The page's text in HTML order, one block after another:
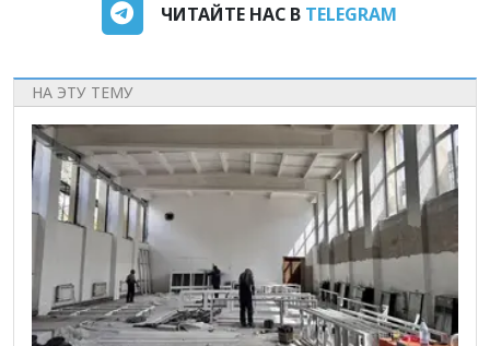
ЧИТАЙТЕ НАС В TELEGRAM
НА ЭТУ ТЕМУ